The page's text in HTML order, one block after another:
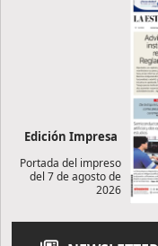
Edición Impresa
Portada del impreso
del 7 de agosto de
2026